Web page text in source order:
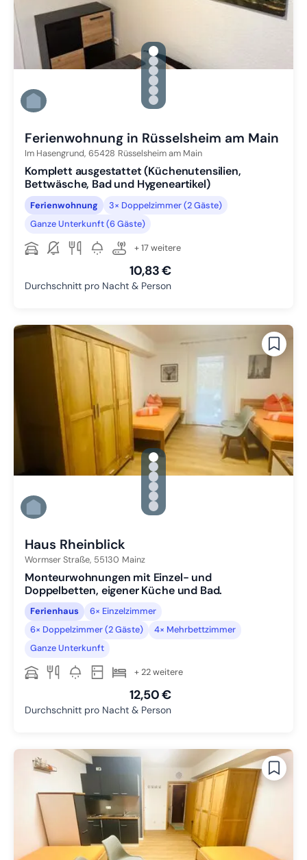
gallery.slide_selector
Zu Slide 1 wechseln
Zu Slide 2 wechseln
Zu Slide 3 wechseln
Zu Slide 4 wechseln
Zu Slide 5 wechseln
Zu Slide 6 wechseln
Ferienwohnung in Rüsselsheim am Main
Im Hasengrund, 65428 Rüsselsheim am Main
Komplett ausgestattet (Küchenutensilien,
Bettwäsche, Bad und Hygeneartikel)
Ferienwohnung
3× Doppelzimmer (2 Gäste)
Ganze Unterkunft (6 Gäste)
+ 17 weitere
10,83 €
Durchschnitt pro Nacht & Person
gallery.slide_selector
Zu Slide 1 wechseln
Zu Slide 2 wechseln
Zu Slide 3 wechseln
Zu Slide 4 wechseln
Zu Slide 5 wechseln
Zu Slide 6 wechseln
Haus Rheinblick
Wormser Straße, 55130 Mainz
Monteurwohnungen mit Einzel- und
Doppelbetten, eigener Küche und Bad.
Ferienhaus
6× Einzelzimmer
6× Doppelzimmer (2 Gäste)
4× Mehrbettzimmer
Ganze Unterkunft
+ 22 weitere
12,50 €
Durchschnitt pro Nacht & Person